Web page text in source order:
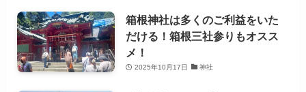
箱根神社は多くのご利益をいた
だける！箱根三社参りもオスス
メ！
2025年10月17日 神社